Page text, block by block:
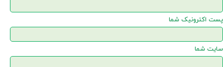
پست اکترونیک شما
سایت شما